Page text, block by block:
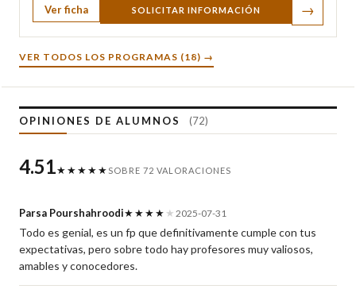
Ver ficha SOLICITAR INFORMACIÓN →
VER TODOS LOS PROGRAMAS (18) →
OPINIONES DE ALUMNOS (72)
4.51★★★★★ SOBRE 72 VALORACIONES
Parsa Pourshahroodi★★★★ ★ 2025-07-31
Todo es genial, es un fp que definitivamente cumple con tus
expectativas, pero sobre todo hay profesores muy valiosos,
amables y conocedores.